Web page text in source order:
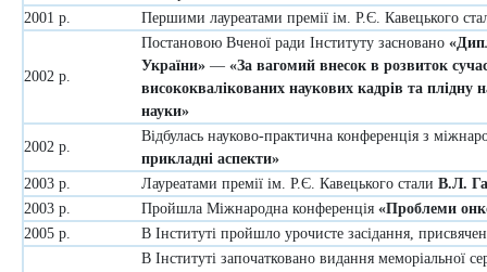
2001 р.
Першими лауреатами премії ім. Р.Є. Кавецького
2002 р.
Постановою Вченої ради Інституту засновано
України» — «За вагомий внесок в розвиток
висококвалікованих наукових кадрів та плідну
науки»
2002 р.
Відбулась науково-практична конференція з
прикладні аспекти»
2003 р.
Лауреатами премії ім. Р.Є. Кавецького стали В.Л.
2003 р.
Пройшла Міжнародна конференція «Проблеми
2005 р.
В Інституті пройшло урочисте засідання,
В Інституті започатковано видання меморіальної